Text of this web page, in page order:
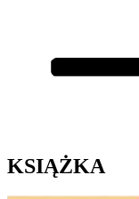
KSIĄŻKA